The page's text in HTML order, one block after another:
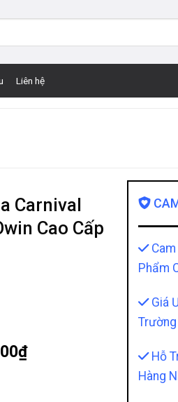
Liên hệ
Carnival
Cao Cấp
₫
Cam
Phẩm
Giá
Trường
Hỗ
Hàng